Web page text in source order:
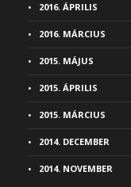
2016. ÁPRILIS
2016. MÁRCIUS
2015. MÁJUS
2015. ÁPRILIS
2015. MÁRCIUS
2014. DECEMBER
2014. NOVEMBER